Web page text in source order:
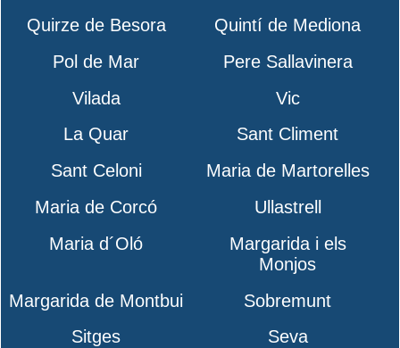
Quirze de Besora
Quintí de Mediona
Pol de Mar
Pere Sallavinera
Vilada
Vic
La Quar
Sant Climent
Sant Celoni
Maria de Martorelles
Maria de Corcó
Ullastrell
Maria d´Oló
Margarida i els
Monjos
Margarida de Montbui
Sobremunt
Sitges
Seva